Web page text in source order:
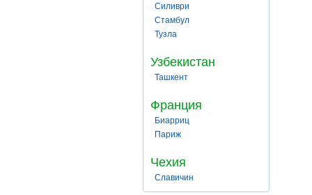
Силиври
Стамбул
Тузла
Узбекистан
Ташкент
Франция
Биарриц
Париж
Чехия
Славичин